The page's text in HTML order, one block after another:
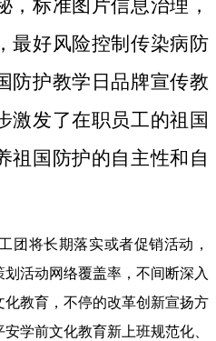
，标准图片信息治理，
最好风险控制传染病防
防护教学日品牌宣传教
激发了在职员工的祖国
祖国防护的自主性和自
团将长期落实或者促销活动，
活动网络覆盖率，不间断深入
教育，不停的改革创新宣扬方
学前文化教育新上班规范化、